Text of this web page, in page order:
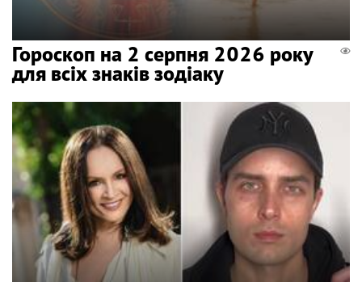
Гороскоп на 2 серпня 2026 року
для всіх знаків зодіаку